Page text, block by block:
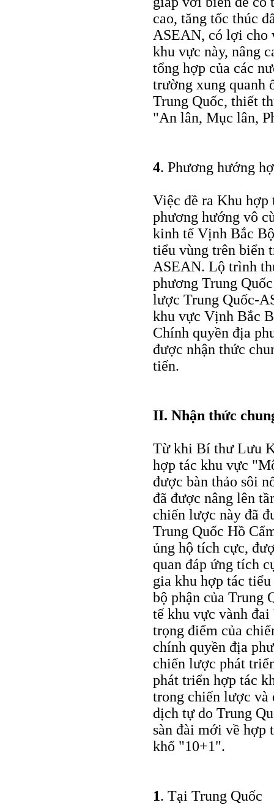
cao, tăng tốc thúc
ASEAN, có lợi cho
khu vực này, nâng
tổng hợp của các
trường xung quanh
Trung Quốc, thiết
"An lân, Mục lân,
4. Phương hướng
Việc đề ra Khu
phương hướng vô
kinh tế Vịnh Bắc
tiểu vùng trên biển
ASEAN. Lộ trình
phương Trung
lược Trung Quốc-
khu vực Vịnh Bắc
Chính quyền địa
được nhận thức
tiến.
II. Nhận thức
Từ khi Bí thư Lưu
hợp tác khu vực
được bàn thảo sôi
đã được nâng lên
chiến lược này đã
Trung Quốc Hồ
ủng hộ tích cực,
quan đáp ứng tích
gia khu hợp tác
bộ phận của Trung
tế khu vực vành
trọng điểm của
chính quyền địa
chiến lược phát
phát triển hợp tác
trong chiến lược và
dịch tự do Trung
sàn đài mới về hợp
khổ "10+1".
1. Tại Trung Quốc